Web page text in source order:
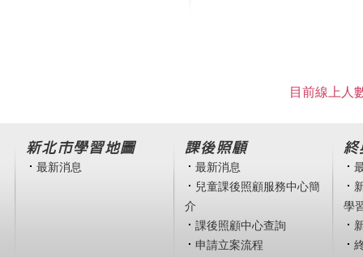
目前線上人
新北市學習地圖
最新消息
課後照顧
最新消息
兒童課後照顧服務中心簡
介
課後照顧中心查詢
申請立案流程
終
學